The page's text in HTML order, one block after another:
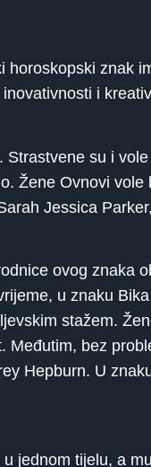
znak
i
su i
Žene Ovnovi
Jessica
ovog znaka
u znaku
stažem.
bez
Hepburn. U
jednom tijelu, a